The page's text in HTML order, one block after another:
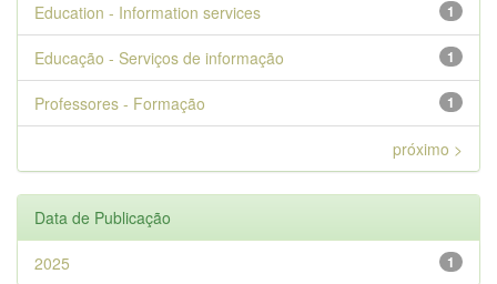
1
Education - Information services
1
Educação - Serviços de informação
1
Professores - Formação
próximo >
Data de Publicação
1
2025